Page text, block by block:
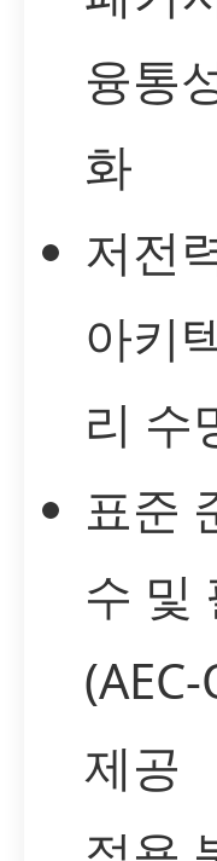
융통
화
저전
아키
리 수
표준
수 및
제공